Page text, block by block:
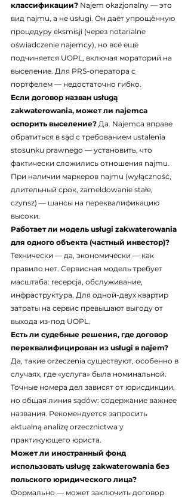
классификации? Najem okazjonalny — это
вид najmu, а не usługi. Он даёт упрощённую
процедуру eksmisji (через notarialne
oświadczenie najemcy), но всё ещё
подчиняется UOPL, включая мораторий на
выселение. Для PRS-оператора с
портфелем — недостаточно гибко.
Если договор назван usługą
zakwaterowania, может ли najemca
оспорить выселение? Да. Najemca вправе
обратиться в sąd с требованием ustalenia
stosunku prawnego — установить, что
фактически сложились отношения najmu.
При наличии маркеров najmu (wyłączność,
длительный срок, zameldowanie stałe,
czynsz) — шансы на переквалификацию
высоки.
Работает ли модель usługi zakwaterowania
для одного объекта (частный инвестор)?
Технически — да, экономически — как
правило нет. Сервисная модель требует
масштаба: recepcja, обслуживание,
инфраструктура. Для одной-двух квартир
затраты на сервис превышают выгоду от
выхода из-под UOPL.
Есть ли судебные решения, где договор
переквалифицирован из usługi в najem?
Да, такие orzeczenia существуют, особенно в
случаях, где «услуга» была номинальной.
Точные номера дел зависят от юрисдикции,
но общая линия sądów: содержание важнее
названия. Рекомендуется запросить
aktualną analizę orzecznictwa у
практикующего юриста.
Может ли иностранный фонд
использовать usługę zakwaterowania без
польского юридического лица?
Формально — может заключить договор